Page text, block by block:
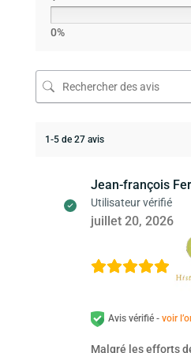
0%
1-5 de 27 avis
Jean-françois
Utilisateur vérifié
juillet 20, 2026
Avis vérifié - voir
Malgré les efforts